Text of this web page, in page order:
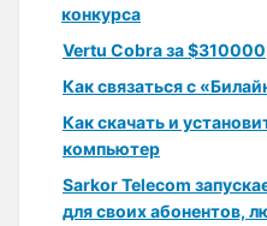
конкурса
Vertu Cobra за $310000
Как связаться с
Как скачать и
компьютер
Sarkor Telecom
для своих абонентов,